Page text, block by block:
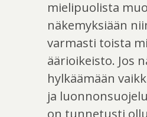
mielipuolista
näkemyksiään
varmasti toista
äärioikeisto. Jos
hylkäämään
ja
on tunnetusti